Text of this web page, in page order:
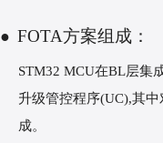
● FOTA方案组成：
STM32 MCU在BL层集
升级管控程序(UC),其
成。